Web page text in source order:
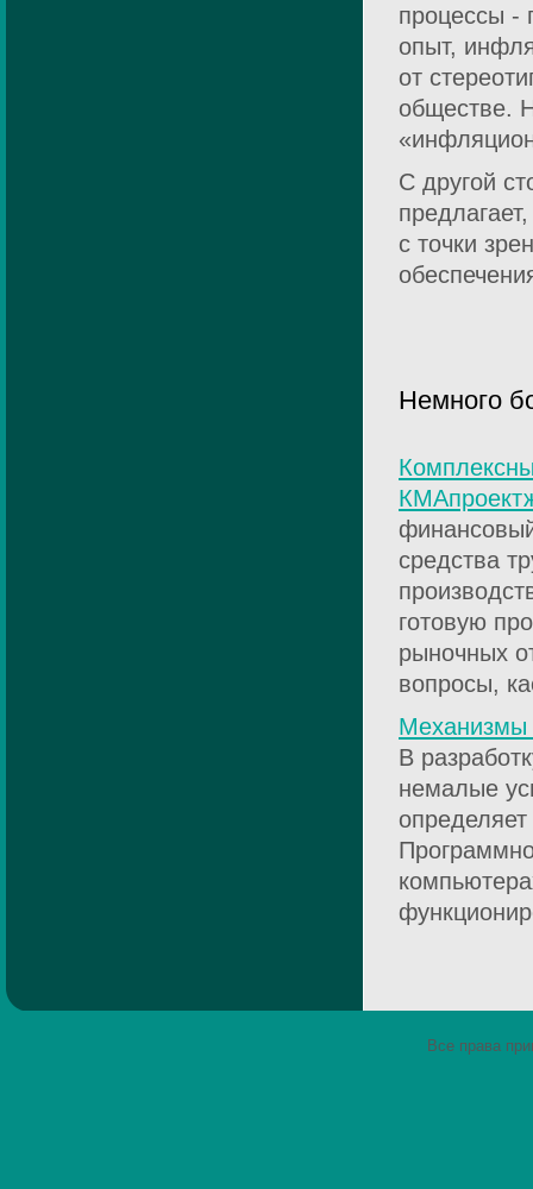
процессы -
опыт,
от
обществе.
С другой
с точки
Немного
средства
готовую
рыночных
вопросы,
Механизмы
В
немалые
Все права